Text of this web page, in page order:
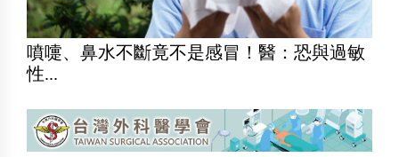
噴嚏、鼻水不斷竟不是感冒！醫：恐與過敏
性...